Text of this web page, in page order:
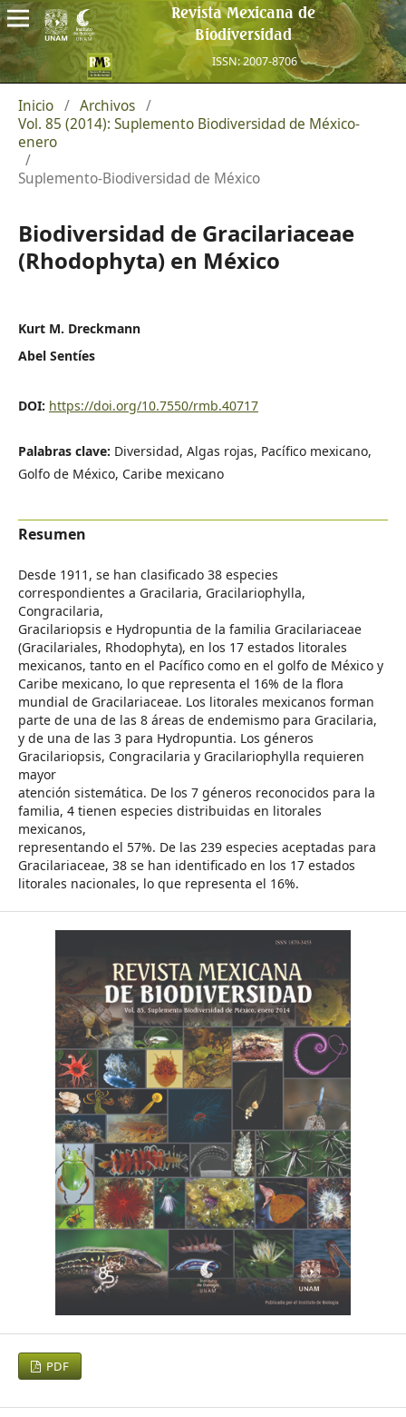
Revista Mexicana de
Biodiversidad
ISSN: 2007-8706
Inicio / Archivos /
Vol. 85 (2014): Suplemento Biodiversidad de México-
enero
/
Suplemento-Biodiversidad de México
Biodiversidad de Gracilariaceae
(Rhodophyta) en México
Kurt M. Dreckmann
Abel Sentíes
DOI: https://doi.org/10.7550/rmb.40717
Palabras clave: Diversidad, Algas rojas, Pacífico mexicano,
Golfo de México, Caribe mexicano
Resumen
Desde 1911, se han clasificado 38 especies
correspondientes a Gracilaria, Gracilariophylla,
Congracilaria,
Gracilariopsis e Hydropuntia de la familia Gracilariaceae
(Gracilariales, Rhodophyta), en los 17 estados litorales
mexicanos, tanto en el Pacífico como en el golfo de México y
Caribe mexicano, lo que representa el 16% de la flora
mundial de Gracilariaceae. Los litorales mexicanos forman
parte de una de las 8 áreas de endemismo para Gracilaria,
y de una de las 3 para Hydropuntia. Los géneros
Gracilariopsis, Congracilaria y Gracilariophylla requieren
mayor
atención sistemática. De los 7 géneros reconocidos para la
familia, 4 tienen especies distribuidas en litorales
mexicanos,
representando el 57%. De las 239 especies aceptadas para
Gracilariaceae, 38 se han identificado en los 17 estados
litorales nacionales, lo que representa el 16%.
PDF